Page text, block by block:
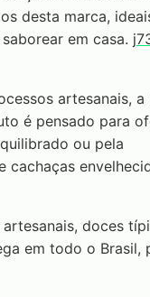
desta marca,
em casa.
artesanais, a
é pensado para
ou pela
cachaças
doces
em todo o Brasil,